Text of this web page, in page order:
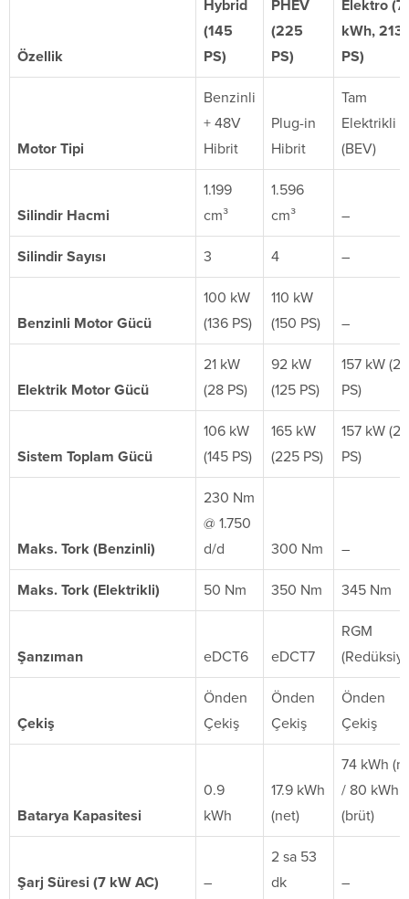
Özellik
Hybrid
(145
PS)
PHEV
(225
PS)
Elektro
kWh, 213
PS)
Motor Tipi
Benzinli
+ 48V
Hibrit
Plug-in
Hibrit
Tam
Elektrikli
(BEV)
Silindir Hacmi
1.199
cm³
1.596
cm³
–
Silindir Sayısı 3 4 –
Benzinli Motor Gücü
100 kW
(136 PS)
110 kW
(150 PS)
–
Elektrik Motor Gücü
21 kW
(28 PS)
92 kW
(125 PS)
157 kW
PS)
Sistem Toplam Gücü
106 kW
(145 PS)
165 kW
(225 PS)
157 kW
PS)
Maks. Tork (Benzinli)
230 Nm
@ 1.750
d/d
300 Nm –
Maks. Tork (Elektrikli) 50 Nm 350 Nm 345 Nm
Şanzıman eDCT6 eDCT7
RGM
Çekiş
Önden
Çekiş
Önden
Çekiş
Önden
Çekiş
Batarya Kapasitesi
0.9
kWh
17.9 kWh
(net)
74 kWh
/ 80 kWh
(brüt)
Şarj Süresi (7 kW AC) –
2 sa 53
dk
–